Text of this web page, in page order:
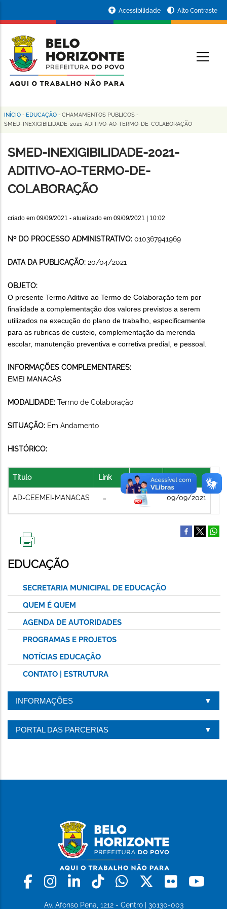
conteúdo
principal
da
Prefeitura
de
Horizonte
Acessibilidade Alto Contraste
Trilha
navegação
INÍCIO - EDUCAÇÃO - CHAMAMENTOS PUBLICOS -
SMED-INEXIGIBILIDADE-2021-ADITIVO-AO-TERMO-DE-COLABORAÇÃO
SMED-INEXIGIBILIDADE-2021-
ADITIVO-AO-TERMO-DE-
COLABORAÇÃO
criado em 09/09/2021 - atualizado em 09/09/2021 | 10:02
Nº DO PROCESSO ADMINISTRATIVO: 010367941969
DATA DA PUBLICAÇÃO: 20/04/2021
OBJETO:
O presente Termo Aditivo ao Termo de Colaboração tem por
finalidade a complementação dos valores previstos a serem
utilizados na execução do plano de trabalho, especificamente
para as rubricas de custeio, complementação da merenda
escolar, manutenção preventiva e corretiva predial, e pessoal.
INFORMAÇÕES COMPLEMENTARES:
EMEI MANACÁS
MODALIDADE: Termo de Colaboração
SITUAÇÃO: Em Andamento
HISTÓRICO:
Título Link Arquivo Data
AD-CEEMEI-MANACAS 09/09/2021
ESTA
PÁGINA
EDUCAÇÃO
SECRETARIA MUNICIPAL DE EDUCAÇÃO
QUEM É QUEM
AGENDA DE AUTORIDADES
PROGRAMAS E PROJETOS
NOTÍCIAS EDUCAÇÃO
CONTATO | ESTRUTURA
INFORMAÇÕES
PORTAL DAS PARCERIAS
Facebook
Instagram
LinkedinTiktokWhatsapp
X Flickr
Av. Afonso Pena, 1212 - Centro | 30130-003